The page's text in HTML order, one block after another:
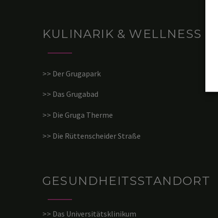
KULINARIK & WELLNESS
>> Der Grugapark
>> Das Grugabad
>> Die Gruga Therme
>> Die Rüttenscheider Straße
GESUNDHEITSSTANDORT
>> Das Universitätsklinikum